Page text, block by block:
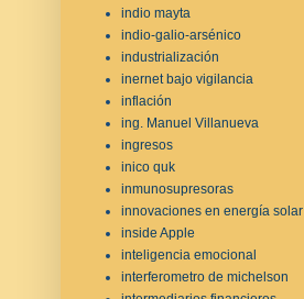
indio mayta
indio-galio-arsénico
industrialización
inernet bajo vigilancia
inflación
ing. Manuel Villanueva
ingresos
inico quk
inmunosupresoras
innovaciones en energía solar
inside Apple
inteligencia emocional
interferometro de michelson